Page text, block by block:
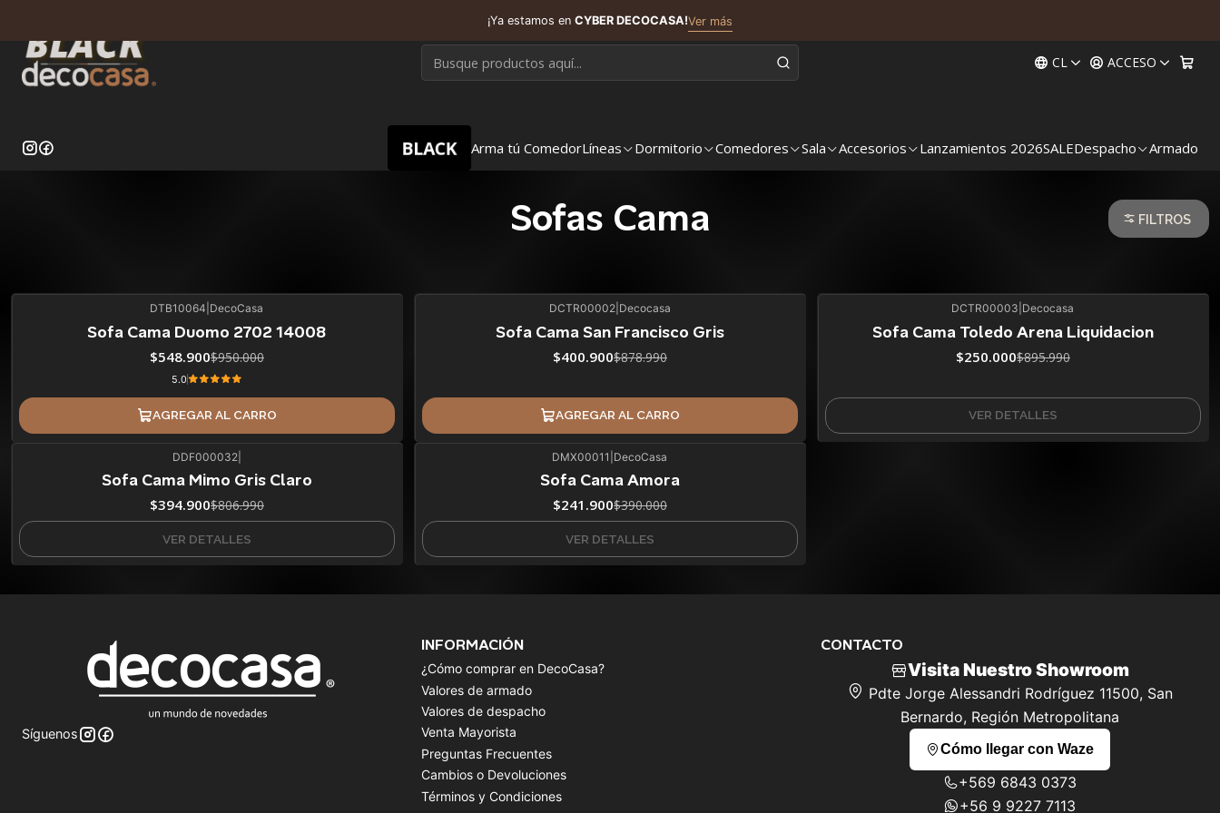
CL ACCESO
BLACK Arma tú ComedorLíneas Dormitorio Comedores Sala Accesorios Lanzamientos 2026SALEDespacho Armado
¡Ya estamos en CYBER DECOCASA!Ver más
Sofas Cama FILTROS
DTB10064 DecoCasa
Sofa Cama Duomo 2702 14008
$548.900$950.000
5.0
AGREGAR AL CARRO
DCTR00002| Decocasa
Sofa Cama San Francisco Gris
$400.900$878.990
AGREGAR AL CARRO
Agotado
DCTR00003 Decocasa
Sofa Cama Toledo Arena Liquidacion
$250.000$895.990
VER DETALLES
No disponible
DDF000032|
Sofa Cama Mimo Gris Claro
$394.900$806.990
VER DETALLES
DMX00011 DecoCasa
Sofa Cama Amora
$241.900$390.000
VER DETALLES
Síguenos
INFORMACIÓN
¿Cómo comprar en DecoCasa?
Valores de armado
Valores de despacho
Venta Mayorista
Preguntas Frecuentes
Cambios o Devoluciones
Términos y Condiciones
CONTACTO
Visita Nuestro Showroom
Pdte Jorge Alessandri Rodríguez 11500, San
Bernardo, Región Metropolitana
Cómo llegar con Waze
+569 6843 0373
+56 9 9227 7113